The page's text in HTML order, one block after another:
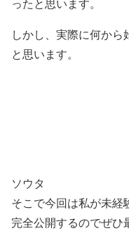
しかし、実際に何か
と思います。
ソウタ
そこで今回は私が未経
完全公開するのでぜひ